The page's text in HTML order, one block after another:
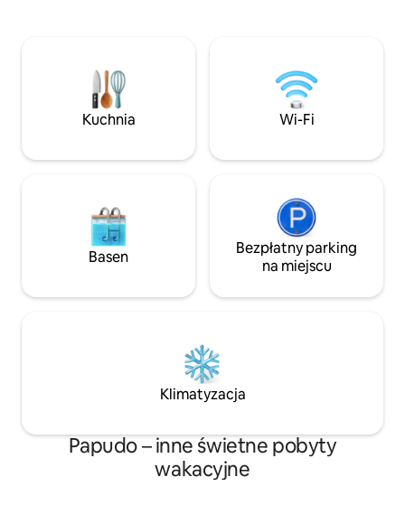
INTELIGENTNE telewizory, pościel i
stanowisko pracy. Budynek: basen i
pokój gier. Ręczniki nie są wliczone w
Kuchnia Wi-Fi
Basen
Bezpłatny parking
na miejscu
Klimatyzacja
Papudo – inne świetne pobyty
wakacyjne